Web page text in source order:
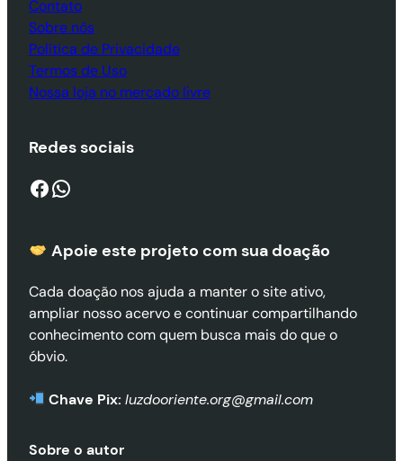
Contato
Sobre nós
Política de Privacidade
Termos de Uso
Nossa loja no mercado livre
Redes sociais
Facebook WhatsApp
Apoie este projeto com sua doação
Cada doação nos ajuda a manter o site ativo,
ampliar nosso acervo e continuar compartilhando
conhecimento com quem busca mais do que o
óbvio.
Chave Pix: luzdooriente.org@gmail.com
Sobre o autor